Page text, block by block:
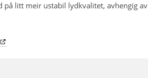
litt meir ustabil lydkvalitet, avhengig av